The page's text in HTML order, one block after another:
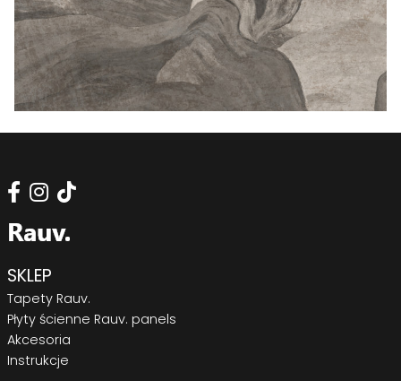
SKLEP
Tapety Rauv.
Płyty ścienne Rauv. panels
Akcesoria
Instrukcje